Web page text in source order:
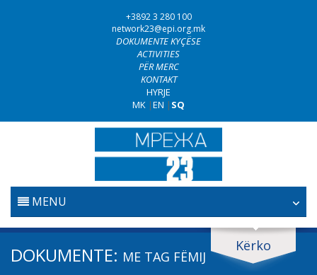
+3892 3 280 100
network23@epi.org.mk
DOKUMENTE KYÇËSE
ACTIVITIES
PËR MERC
KONTAKT
HYRJE
MK |EN | SQ
MENU
FILLESTARE
Kërko
Kërko dokumente
DOKUMENTE: ME TAG FËMIJ